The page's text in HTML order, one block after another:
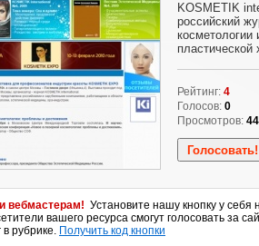
KOSMETIK
российский
косметологии
пластической
Рейтинг: 4
Голосов: 0
Просмотров:
вебмастерам! Установите нашу кнопку у себя
вашего ресурса смогут голосовать за
рубрике. Получить код кнопки